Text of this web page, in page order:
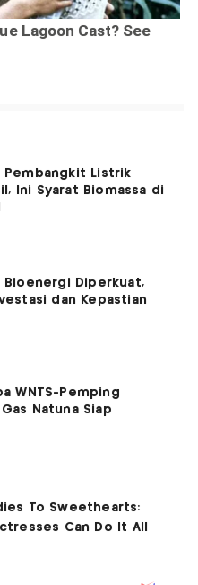
Pembangkit Listrik
Ini Syarat Biomassa di
Bioenergi Diperkuat,
dan Kepastian
WNTS-Pemping
Natuna Siap